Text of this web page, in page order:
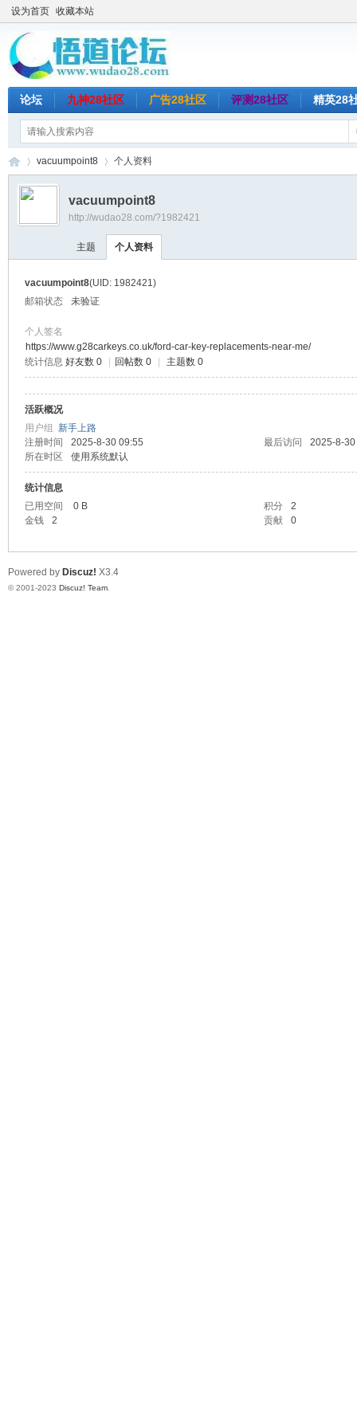
设为首页 收藏本站
论坛 九神28社区 广告28社区 评测28社区 精英28
›
vacuumpoint8 个人资料
vacuumpoint8
http://wudao28.com/?1982421
主题 个人资料
vacuumpoint8(UID: 1982421)
邮箱状态
未验证
个人签名
https://www.g28carkeys.co.uk/ford-car-key-replacements-near-me/
统计信息 好友数 0 回帖数 0 主题数 0
活跃概况
用户组 新手上路
注册时间
2025-8-30 09:55 最后访问
2025-8-
所在时区
使用系统默认
统计信息
已用空间
0 B 积分
2
金钱
2 贡献 0
Powered by Discuz! X3.4
© 2001-2023 Discuz! Team